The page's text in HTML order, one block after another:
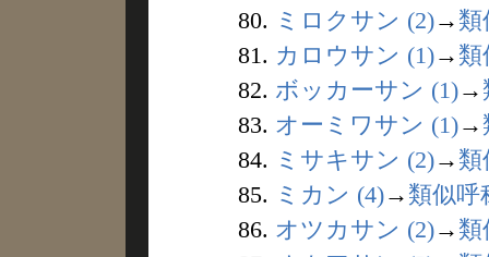
80. ミロクサン (2)→ 類
81. カロウサン (1)→ 類
82. ボッカーサン (1)→
83. オーミワサン (1)→
84. ミサキサン (2)→ 類
85. ミカン (4)→ 類似呼
86. オツカサン (2)→ 類